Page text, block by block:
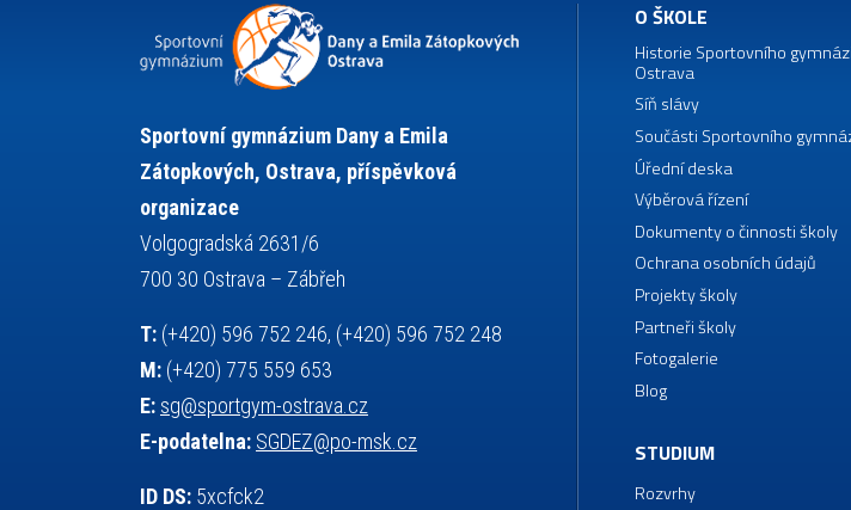
moderní gymnastika
německý jazyk
občanská nauka
olympijské hry olympiáda dětí a mládeže
organizace plavání
pozvánka
požární sport
projekty přednáška
přijímací řízení
rychlobruslení
snowboarding
sportovní gymnastika sportovní lezení
squash stolní tenis
talentová zkouška
tanec
teorie sportovní přípravy
tělesná výchova
událost
volejbal
Sportovní gymnázium Dany a Emila
Zátopkových, Ostrava, příspěvková
organizace
Volgogradská 2631/6
700 30 Ostrava – Zábřeh
T: (+420) 596 752 246, (+420) 596 752 248
M: (+420) 775 559 653
E: sg@sportgym-ostrava.cz
E-podatelna: SGDEZ@po-msk.cz
ID DS: 5xcfck2
O ŠKOLE
Historie Sportovního
Ostrava
Síň slávy
Součásti Sportovního
Úřední deska
Výběrová řízení
Dokumenty o činnosti školy
Ochrana osobních údajů
Projekty školy
Partneři školy
Fotogalerie
Blog
STUDIUM
Rozvrhy